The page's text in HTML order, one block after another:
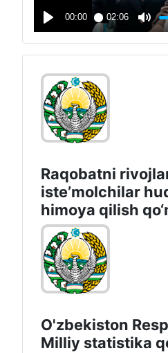
Raqobatni
isteʼmolchilar
himoya qilish
O'zbekiston
Milliy statistika